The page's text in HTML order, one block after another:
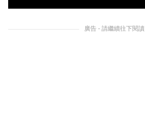
廣告 - 請繼續往下閱讀